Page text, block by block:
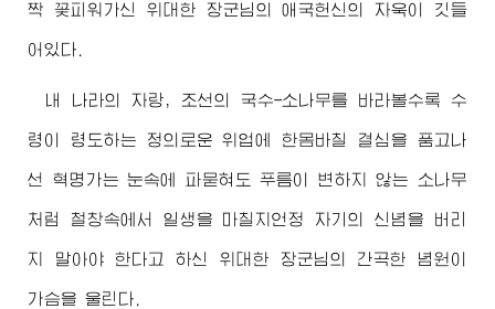
짝 꽃피워가신 위대한 장군님 의 애국헌신의 자욱이 깃들
어있다.
내 나라의 자랑, 조선의 국수-소나무를 바라볼수록 수
령이 령도하는 정의로운 위업에 한몸바칠 결심을 품고나
선 혁명가는 눈속에 파묻혀도 푸름이 변하지 않는 소나무
처럼 철창속에서 일생을 마칠지언정 자기의 신념을 버리
지 말아야 한다고 하신 위대한 장군님 의 간곡한 념원이
가슴을 울린다.